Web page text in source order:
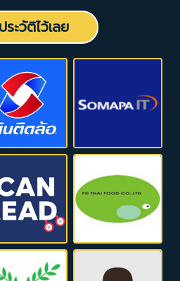
ระวัติไว้เลย